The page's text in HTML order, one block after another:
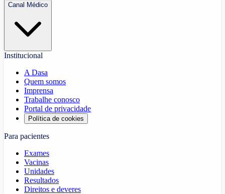
Canal Médico
Institucional
A Dasa
Quem somos
Imprensa
Trabalhe conosco
Portal de privacidade
Política de cookies
Para pacientes
Exames
Vacinas
Unidades
Resultados
Direitos e deveres